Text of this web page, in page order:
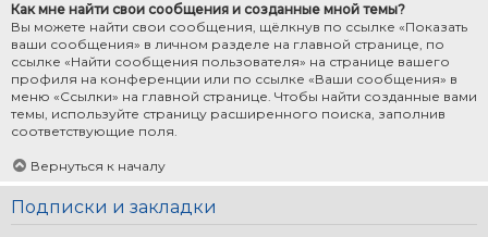
Как мне найти свои сообщения и созданные мной темы?
Вы можете найти свои сообщения, щёлкнув по ссылке «Показать
ваши сообщения» в личном разделе на главной странице, по
ссылке «Найти сообщения пользователя» на странице вашего
профиля на конференции или по ссылке «Ваши сообщения» в
меню «Ссылки» на главной странице. Чтобы найти созданные вами
темы, используйте страницу расширенного поиска, заполнив
соответствующие поля.
Вернуться к началу
Подписки и закладки